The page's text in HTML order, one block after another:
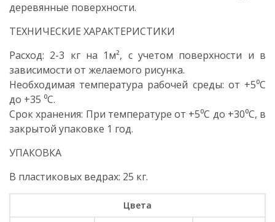
деревянные поверхности.
ТЕХНИЧЕСКИЕ ХАРАКТЕРИСТИКИ
Расход: 2-3 кг на 1м², с учетом поверхности и в
зависимости от желаемого рисунка.
Необходимая температура рабочей среды: от +5⁰C
до +35 ⁰C.
Срок хранения: При температуре от +5⁰С до +30⁰С, в
закрытой упаковке 1 год.
УПАКОВКА
В пластиковых ведрах: 25 кг.
Цвета